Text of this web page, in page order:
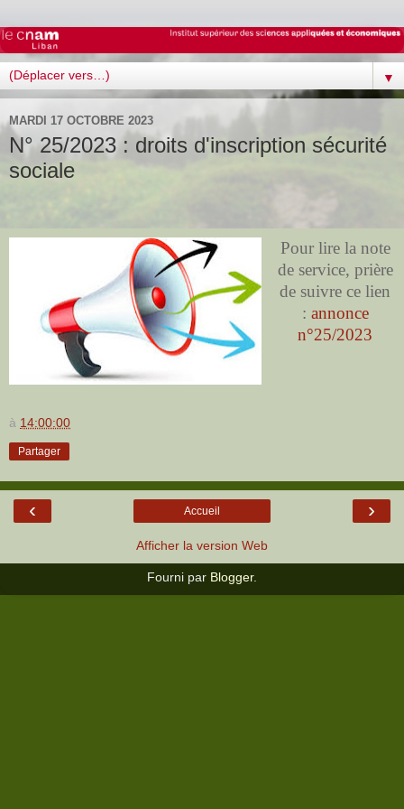
▼
MARDI 17 OCTOBRE 2023
N° 25/2023 : droits d'inscription sécurité
sociale
Pour lire la note
de service, prière
de suivre ce lien
: annonce
n°25/2023
à 14:00:00
Partager
‹ ›
Accueil
Afficher la version Web
Fourni par Blogger.